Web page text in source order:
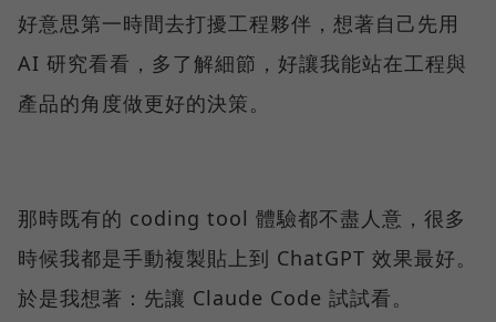
好意思第一時間去打擾工程夥伴，想著自己先用
AI 研究看看，多了解細節，好讓我能站在工程與
產品的角度做更好的決策。
那時既有的 coding tool 體驗都不盡人意，很多
時候我都是手動複製貼上到 ChatGPT 效果最好。
於是我想著：先讓 Claude Code 試試看。